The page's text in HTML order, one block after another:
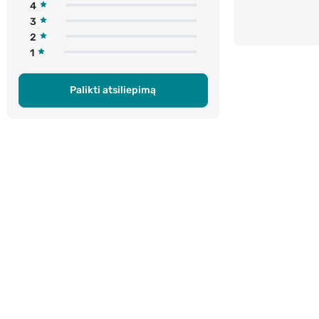
4
3
2
1
Palikti atsiliepimą